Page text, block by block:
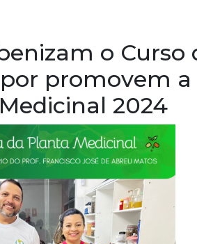
o Curso
promovem a
2024